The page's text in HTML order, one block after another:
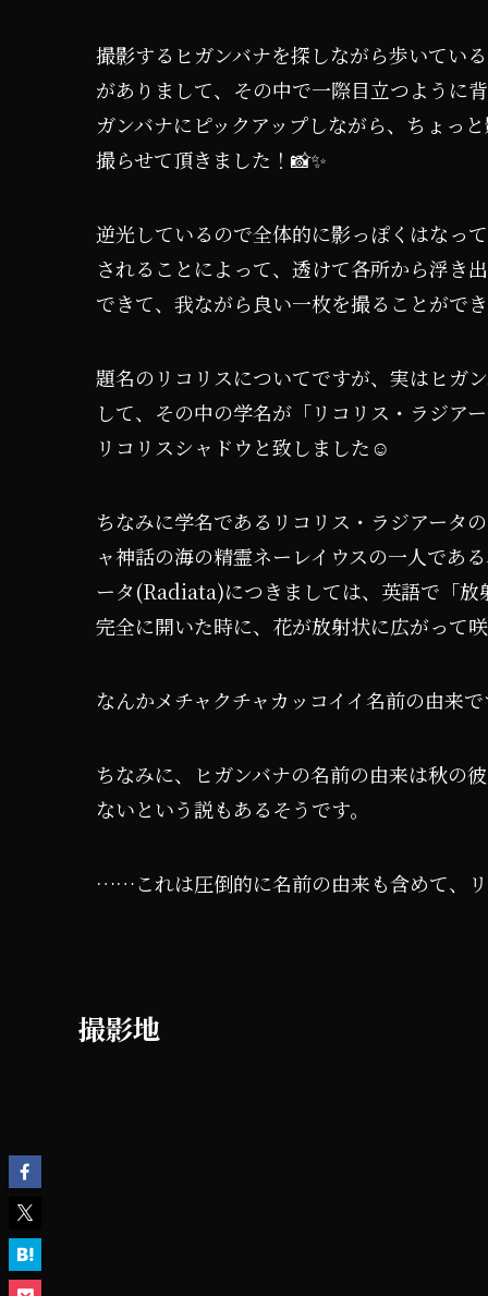
撮影するヒガンバナを探しながら歩いてい
がありまして、その中で一際目立つように
ガンバナにピックアップしながら、ちょっ
撮らせて頂きました！📸✨
逆光しているので全体的に影っぽくはなっ
されることによって、透けて各所から浮き
できて、我ながら良い一枚を撮ることがで
題名のリコリスについてですが、実はヒガ
して、その中の学名が「リコリス・ラジア
リコリスシャドウと致しました☺️
ちなみに学名であるリコリス・ラジアータ
ャ神話の海の精霊ネーレイウスの一人であ
ータ(Radiata)につきましては、英語で「
完全に開いた時に、花が放射状に広がって
なんかメチャクチャカッコイイ名前の由来
ちなみに、ヒガンバナの名前の由来は秋の
ないという説もあるそうです。
……これは圧倒的に名前の由来も含めて、
撮影地